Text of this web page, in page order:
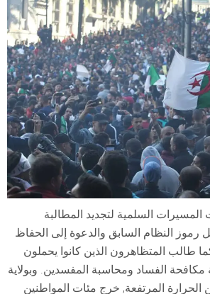
السلمية لتجديد المطالبة
رموز النظام السابق والدعوة إلى الحفاظ
طالب المتظاهرون الذين كانوا يحملون
مكافحة الفساد ومحاسبة المفسدين. وبولاية
المرتفعة, خرج مئات المواطنين